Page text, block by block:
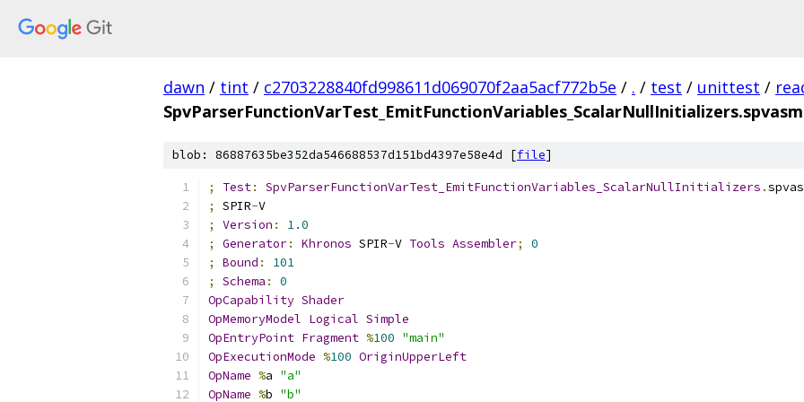
dawn / tint / c2703228840fd998611d069070f2aa5acf772b5e / . / test / unittest /
SpvParserFunctionVarTest_EmitFunctionVariables_ScalarNullInitializers.spvasm
blob: 86887635be352da546688537d151bd4397e58e4d [file]
; Test: SpvParserFunctionVarTest_EmitFunctionVariables_ScalarNullInitializers .
;
SPIR-V
;
Version :
1.0
;
Generator: Khronos SPIR-V Tools Assembler;
0
;
Bound :
101
;
Schema :
0
OpCapability Shader
OpMemoryModel Logical Simple
OpEntryPoint Fragment %100 "main"
OpExecutionMode %100 OriginUpperLeft
OpName %a "a"
OpName %b "b"